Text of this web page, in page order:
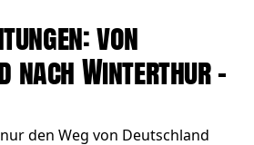
von
nach Winterthur –
den Weg von Deutschland